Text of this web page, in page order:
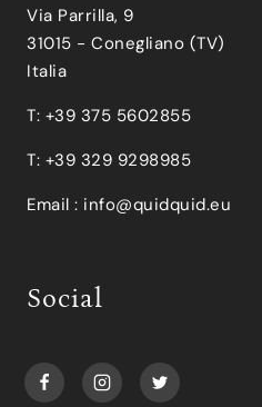
Via Parrilla, 9
31015 - Conegliano (TV)
Italia
T: +39 375 5602855
T: +39 329 9298985
Email : info@quidquid.eu
Social